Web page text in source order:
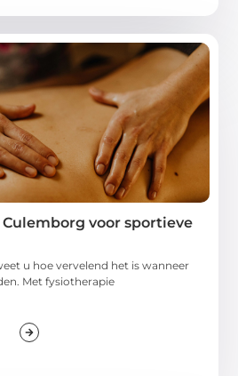
voor sportieve
u hoe vervelend het is wanneer
Met fysiotherapie